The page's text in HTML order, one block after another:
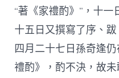
“著《家禮酌》”，十一
十五日又撰寫了序、
四月二十七日孫奇逢
禮酌》，酌不決，故